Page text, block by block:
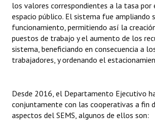
Ciudadano Ilustre - Registro
Banca del Vecino - Registro
Huéspedes de Honor - Registro
Reconocimientos - Registro
Bariloche, Municipio intercultural
los valores correspondientes a la tasa por
espacio público. El sistema fue ampliando
funcionamiento, permitiendo así la
puestos de trabajo y el aumento de los
sistema, beneficiando en consecuencia a
trabajadores, y ordenando el
Desde 2016, el Departamento Ejecutivo
conjuntamente con las cooperativas a fin
aspectos del SEMS, algunos de ellos son: